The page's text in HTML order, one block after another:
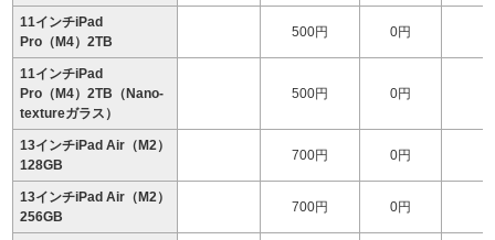
11インチiPad
Pro（M4）2TB
500円 0円
11インチiPad
Pro（M4）2TB（Nano-
textureガラス）
500円 0円
13インチiPad Air（M2）
128GB
700円 0円
13インチiPad Air（M2）
256GB
700円 0円